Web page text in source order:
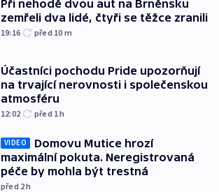
Při nehodě dvou aut na Brněnsku
zemřeli dva lidé, čtyři se těžce zranili
19:16 před 10 m
Účastníci pochodu Pride upozorňují
na trvající nerovnosti i společenskou
atmosféru
12:02 před 1h
VIDEO
Domovu Mutice hrozí
maximální pokuta. Neregistrovaná
péče by mohla být trestná
před 2h